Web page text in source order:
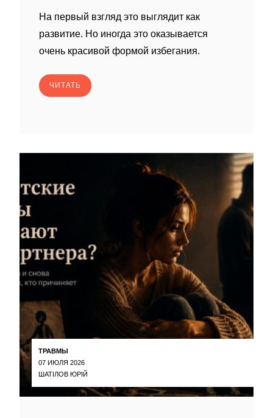
На первый взгляд это выглядит как
развитие. Но иногда это оказывается
очень красивой формой избегания.
ЧИТАТЬ
ТРАВМЫ
07 ИЮЛЯ 2026
ШАТІЛОВ ЮРІЙ